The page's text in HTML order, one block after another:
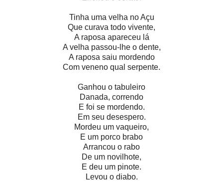
Tinha uma velha no Açu
Que curava todo vivente,
A raposa apareceu lá
A velha passou-lhe o dente,
A raposa saiu mordendo
Com veneno qual serpente.
Ganhou o tabuleiro
Danada, correndo
E foi se mordendo.
Em seu desespero.
Mordeu um vaqueiro,
E um porco brabo
Arrancou o rabo
De um novilhote,
E deu um pinote.
Levou o diabo.